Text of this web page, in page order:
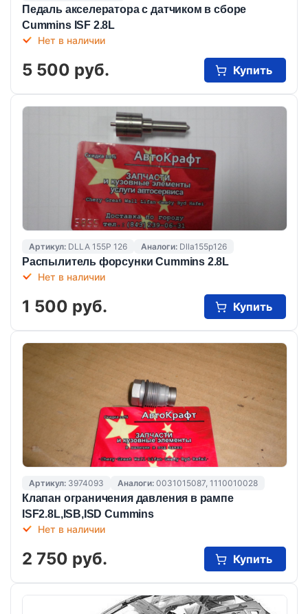
Педаль акселератора с датчиком в сборе
Cummins ISF 2.8L
Нет в наличии
5 500 руб. Купить
Артикул: DLLA 155P 126 Аналоги: Dlla155p126
Распылитель форсунки Сummins 2.8L
Нет в наличии
1 500 руб. Купить
Артикул: 3974093 Аналоги: 0031015087, 1110010028
Клапан ограничения давления в рампе
ISF2.8L,ISB,ISD Cummins
Нет в наличии
2 750 руб. Купить